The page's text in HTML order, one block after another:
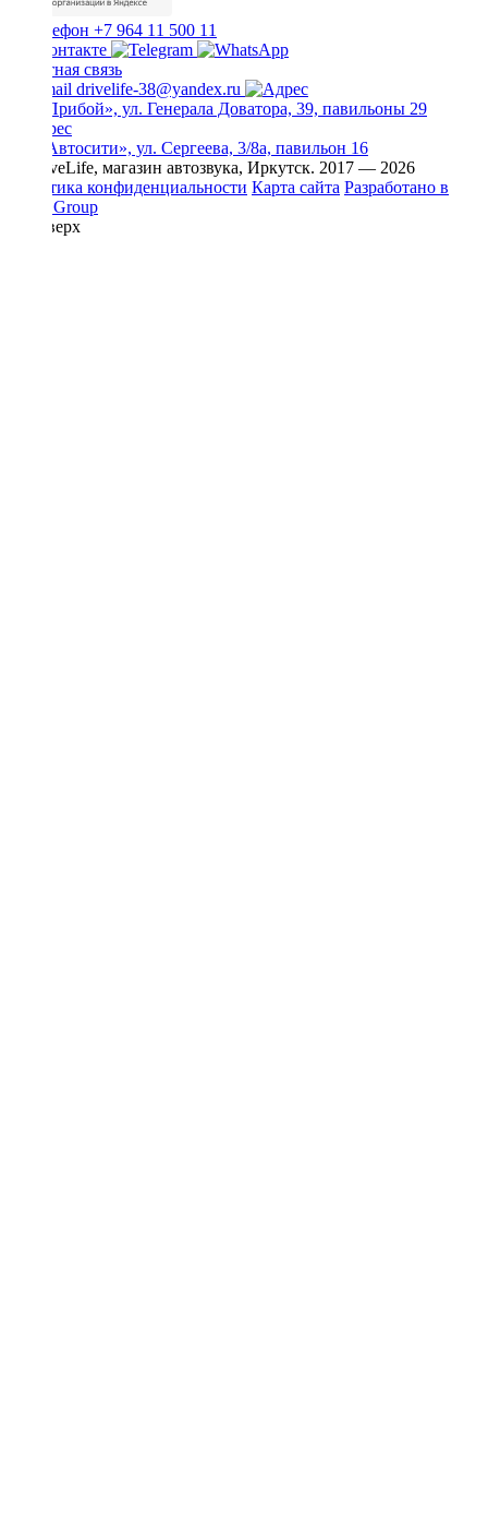
+7 964 11 500 11
Обратная связь
drivelife-38@yandex.ru
ТЦ «Прибой», ул. Генерала Доватора, 39, павильоны 29
ТЦ «Автосити», ул. Сергеева, 3/8а, павильон 16
© DriveLife, магазин автозвука, Иркутск. 2017 — 2026
Политика конфиденциальности Карта сайта Разработано в
Prime Group